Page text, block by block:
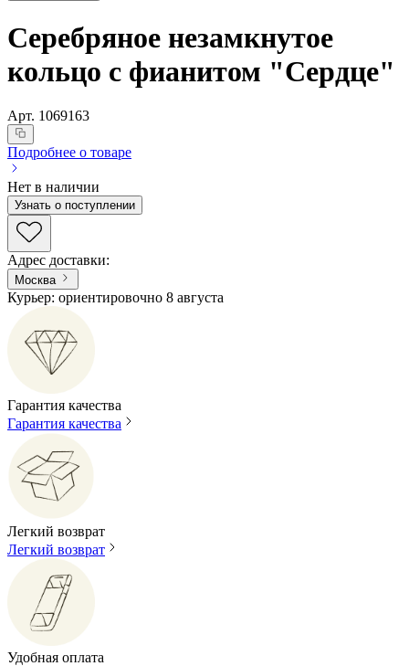
Серебряное незамкнутое
кольцо с фианитом "Сердце"
Арт. 1069163
Подробнее о товаре
Нет в наличии
Узнать о поступлении
Адрес доставки:
Москва
Курьер: ориентировочно 8 августа
Гарантия качества
Гарантия качества
Легкий возврат
Легкий возврат
Удобная оплата